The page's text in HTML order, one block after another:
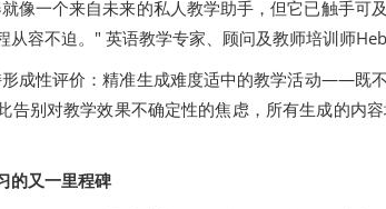
像一个来自未来的私人教学助手，但它已触手可
从容不迫。" 英语教学专家、顾问及教师培训师
成性评价：精准生成难度适中的教学活动——既
告别对教学效果不确定性的焦虑，所有生成的内
的又一里程碑